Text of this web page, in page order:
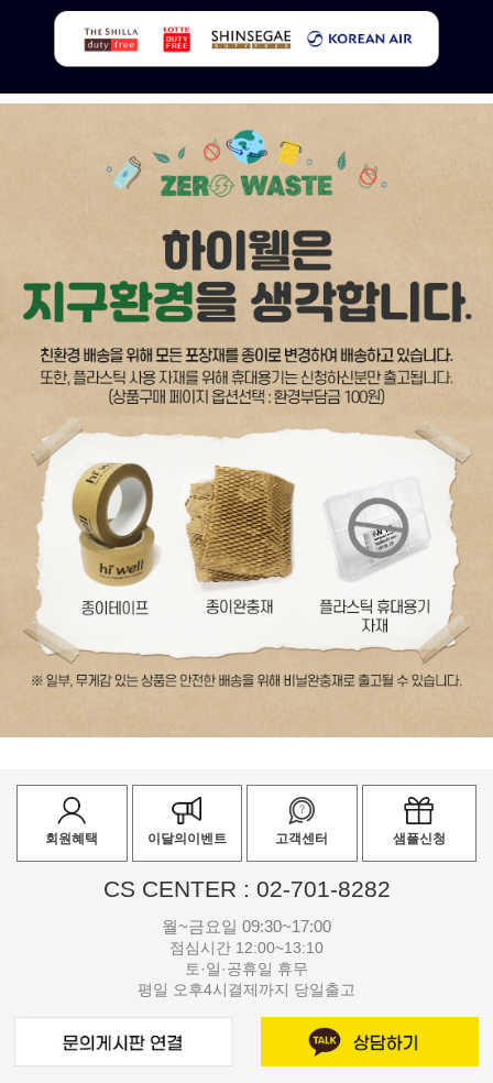
회원혜택 이달의이벤트 고객센터 샘플신청
CS CENTER : 02-701-8282
월~금요일 09:30~17:00
점심시간 12:00~13:10
토·일·공휴일 휴무
평일 오후4시결제까지 당일출고